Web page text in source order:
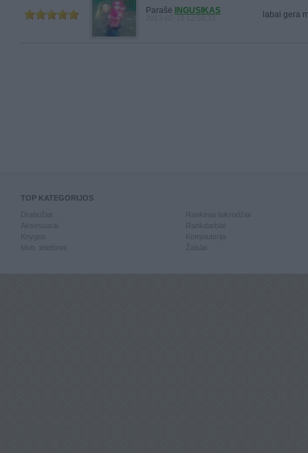
Parašė INGUSIKAS labai gera
TOP KATEGORIJOS
Knygos
Mob. telefonai
Kompiuterija
Žaislai